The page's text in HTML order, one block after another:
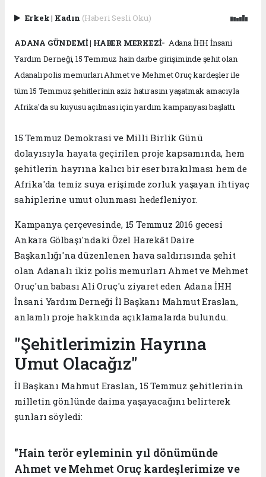
Erkek| Kadın (Haberi Sesli Oku)
ADANA GÜNDEMİ | HABER MERKEZİ- Adana İHH İnsani
Yardım Derneği, 15 Temmuz hain darbe girişiminde şehit olan
Adanalı polis memurları Ahmet ve Mehmet Oruç kardeşler ile
tüm 15 Temmuz şehitlerinin aziz hatırasını yaşatmak amacıyla
Afrika'da su kuyusu açılması için yardım kampanyası başlattı.
15 Temmuz Demokrasi ve Milli Birlik Günü
dolayısıyla hayata geçirilen proje kapsamında, hem
şehitlerin hayrına kalıcı bir eser bırakılması hem de
Afrika'da temiz suya erişimde zorluk yaşayan ihtiyaç
sahiplerine umut olunması hedefleniyor.
Kampanya çerçevesinde, 15 Temmuz 2016 gecesi
Ankara Gölbaşı'ndaki Özel Harekât Daire
Başkanlığı'na düzenlenen hava saldırısında şehit
olan Adanalı ikiz polis memurları Ahmet ve Mehmet
Oruç'un babası Ali Oruç'u ziyaret eden Adana İHH
İnsani Yardım Derneği İl Başkanı Mahmut Eraslan,
anlamlı proje hakkında açıklamalarda bulundu.
"Şehitlerimizin Hayrına
Umut Olacağız"
İl Başkanı Mahmut Eraslan, 15 Temmuz şehitlerinin
milletin gönlünde daima yaşayacağını belirterek
şunları söyledi:
"Hain terör eyleminin yıl dönümünde
Ahmet ve Mehmet Oruç kardeşlerimize ve